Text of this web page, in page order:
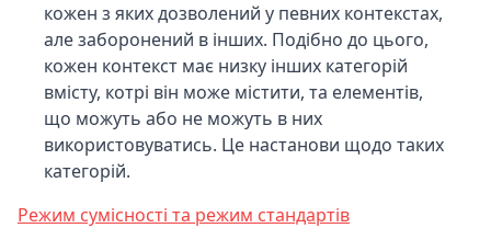
кожен з яких дозволений у певних контекстах,
але заборонений в інших. Подібно до цього,
кожен контекст має низку інших категорій
вмісту, котрі він може містити, та елементів,
що можуть або не можуть в них
використовуватись. Це настанови щодо таких
категорій.
Режим сумісності та режим стандартів